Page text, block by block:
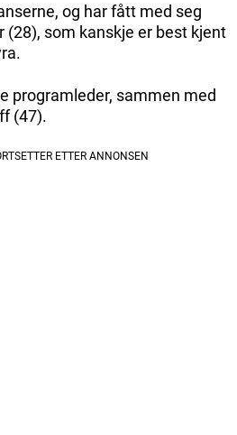
og har fått med seg
(28), som kanskje er best kjent
programleder, sammen med
(47).